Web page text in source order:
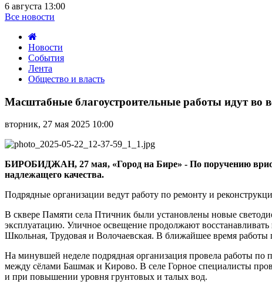
6 августа 13:00
Все новости
Новости
События
Лента
Общество и власть
благоустроительные
идут
всех
образованиях
области
Масштабные благоустроительные работы идут во
вторник, 27 мая 2025 10:00
БИРОБИДЖАН, 27 мая, «Город на Бире» - По поручению врио
надлежащего качества.
Подрядные организации ведут работу по ремонту и
В сквере Памяти села Птичник были установлены новые
эксплуатацию. Уличное освещение продолжают
Школьная, Трудовая и Волочаевская. В ближайшее время работы
На минувшей неделе подрядная организация провела работы
между сёлами Башмак и Кирово. В селе Горное специалисты
и при повышении уровня грунтовых и талых вод.